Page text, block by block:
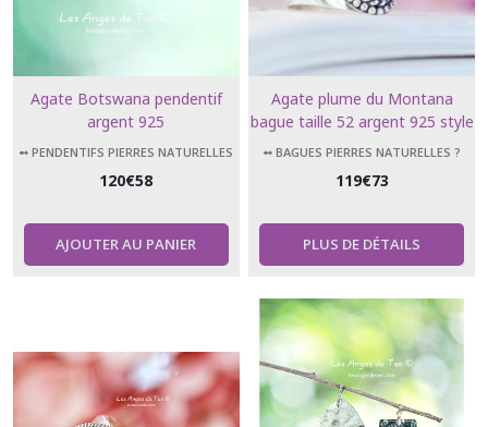
Agate Botswana pendentif
argent 925
➻ PENDENTIFS PIERRES NATURELLES
120€58
AJOUTER AU PANIER
Agate plume du Montana
bague taille 52 argent 925 style
baroque
➻ BAGUES PIERRES NATURELLES ?
119€73
PLUS DE DÉTAILS